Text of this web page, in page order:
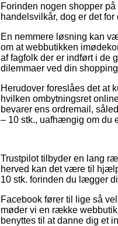
Forinden nogen shopper
handelsvilkår, dog er det
En nemmere løsning kan
om at webbutikken
af fagfolk der er indført i de
dilemmaer ved din
Herudover foreslåes det at
hvilken ombytningsret
bevarer ens ordremail,
– 10 stk., uafhængig om du
Trustpilot tilbyder en lang
herved kan det være til
10 stk. forinden du lægger
Facebook fører til lige så
møder vi en række
benyttes til at danne dig et